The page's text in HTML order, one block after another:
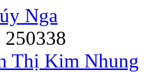
Nga
Thị Kim Nhung